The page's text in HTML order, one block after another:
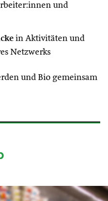
und
in Aktivitäten und
Netzwerks
und Bio gemeinsam